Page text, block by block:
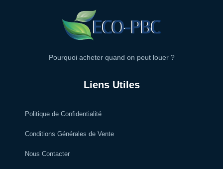
Pourquoi acheter quand on peut louer ?
Liens Utiles
Politique de Confidentialité
Conditions Générales de Vente
Nous Contacter